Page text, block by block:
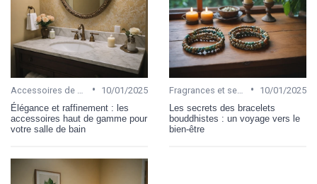
•
10/01/2025
Élégance et raffinement : les
accessoires haut de gamme pour
votre salle de bain
•
10/01/2025
Les secrets des bracelets
bouddhistes : un voyage vers le
bien-être